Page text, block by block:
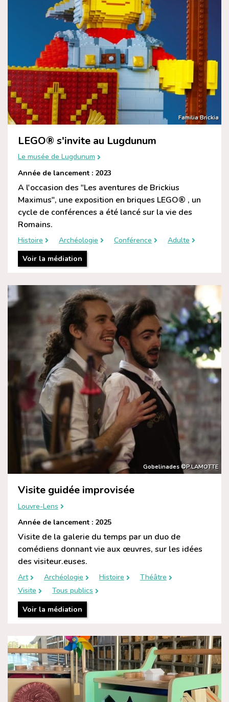
Familia Brickia
LEGO® s'invite au Lugdunum
Le musée de Lugdunum
Année de lancement : 2023
A l'occasion des "Les aventures de Brickius
Maximus", une exposition en briques LEGO® , un
cycle de conférences a été lancé sur la vie des
Romains.
Histoire Archéologie Conférence
Adulte
Voir la médiation
Gobelinades ©P.LAMOTTE
Visite guidée improvisée
Louvre-Lens
Année de lancement : 2025
Visite de la galerie du temps par un duo de
comédiens donnant vie aux œuvres, sur les idées
des visiteur.euses.
Art Archéologie Histoire
Théâtre
Visite
Tous publics
Voir la médiation